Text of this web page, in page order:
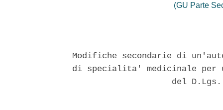
(GU Parte
Modifiche secondarie di
di specialita' medicinale per
del